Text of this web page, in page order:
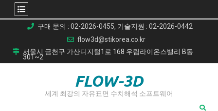
content
구매 문의 : 02-2026-0455, 기술지원 : 02-2026-0442
flow3d@stikorea.co.kr
서울시 금천구 가산디지털1로 168 우림라이온스밸리 B동
301~2
FLOW-3D
세계 최강의 자유표면 수치해석 소프트웨어